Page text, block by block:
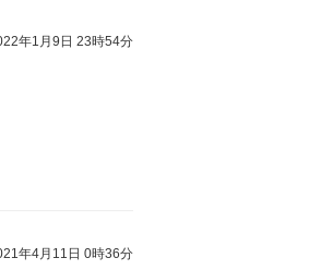
年1月9日 23時54分
年4月11日 0時36分